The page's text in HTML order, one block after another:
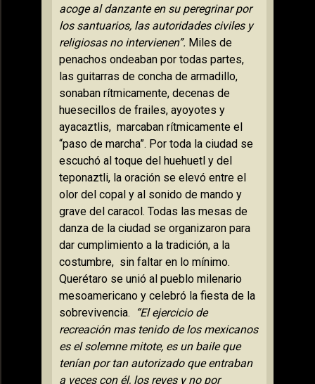
acoge al danzante en su peregrinar por
los santuarios, las autoridades civiles y
religiosas no intervienen”. Miles de
penachos ondeaban por todas partes,
las guitarras de concha de armadillo,
sonaban rítmicamente, decenas de
huesecillos de frailes, ayoyotes y
ayacaztlis, marcaban rítmicamente el
“paso de marcha”. Por toda la ciudad se
escuchó al toque del huehuetl y del
teponaztli, la oración se elevó entre el
olor del copal y al sonido de mando y
grave del caracol. Todas las mesas de
danza de la ciudad se organizaron para
dar cumplimiento a la tradición, a la
costumbre, sin faltar en lo mínimo.
Querétaro se unió al pueblo milenario
mesoamericano y celebró la fiesta de la
sobrevivencia.
“El ejercicio de
recreación mas tenido de los mexicanos
es el solemne mitote, es un baile que
tenían por tan autorizado que entraban
a veces con él, los reyes y no por